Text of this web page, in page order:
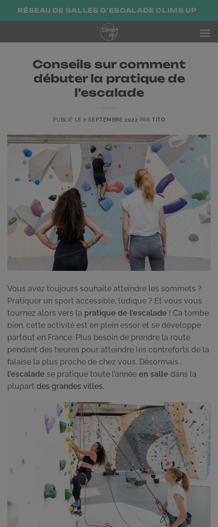
PasserRÉSEAU DE SALLES D'ESCALADE CLIMB UP
Conseils sur comment
débuter la pratique de
l’escalade
PUBLIÉ LE7 SEPTEMBRE 2022 PARTITO
Vous avez toujours souhaité atteindre les sommets ?
Pratiquer un sport accessible, ludique ? Et vous vous
tournez alors vers la pratique de l’escalade ! Ca tombe
bien, cette activité est en plein essor et se développe
partout en France. Plus besoin de prendre la route
pendant des heures pour atteindre les contreforts de la
falaise la plus proche de chez vous. Désormais ,
l’escalade se pratique toute l’année en salle dans la
plupart des grandes villes.